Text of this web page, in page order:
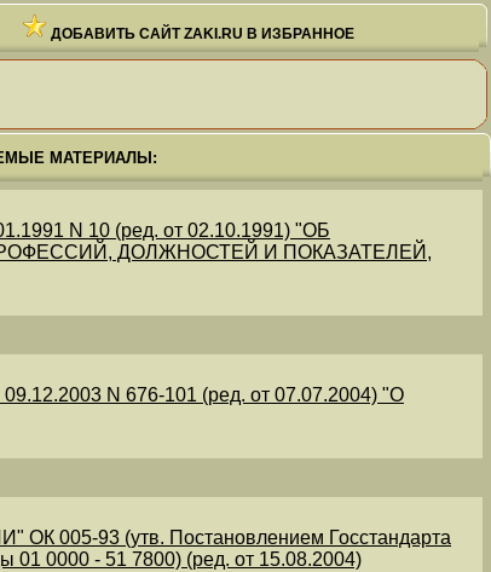
ДОБАВИТЬ САЙТ ZAKI.RU В ИЗБРАННОЕ
МАТЕРИАЛЫ:
N 10 (ред. от 02.10.1991) "ОБ
ДОЛЖНОСТЕЙ И ПОКАЗАТЕЛЕЙ,
N 676-101 (ред. от 07.07.2004) "О
93 (утв. Постановлением Госстандарта
01 0000 - 51 7800) (ред. от 15.08.2004)